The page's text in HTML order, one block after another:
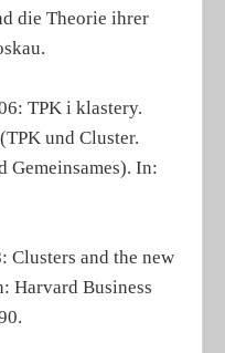
die Theorie ihrer
TPK i klastery.
und Cluster.
Gemeinsames). In:
Clusters and the new
Harvard Business